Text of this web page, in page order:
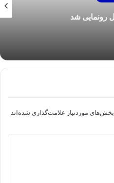
سیزدهمین حراج سکه طلا ۴ تیرماه برگزار می‌شود
بخش‌های موردنیاز علامت‌گذاری شده‌اند